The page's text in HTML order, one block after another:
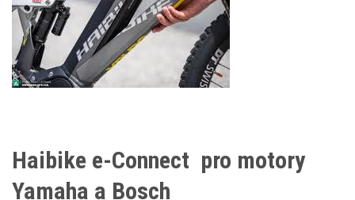
Haibike e-Connect pro motory
Yamaha a Bosch